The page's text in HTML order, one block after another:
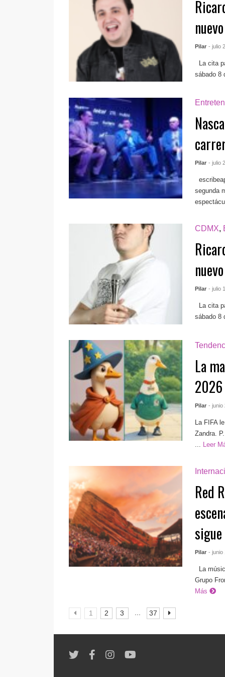
Pilar - julio
La cita
sábado 8
Pilar - julio
segunda
CDMX,
Pilar - julio
La cita
sábado 8
La
2026
Pilar - junio
La FIFA
Zandra.
Leer
Red
Pilar - junio
La
Grupo
Más
1 2 3 37